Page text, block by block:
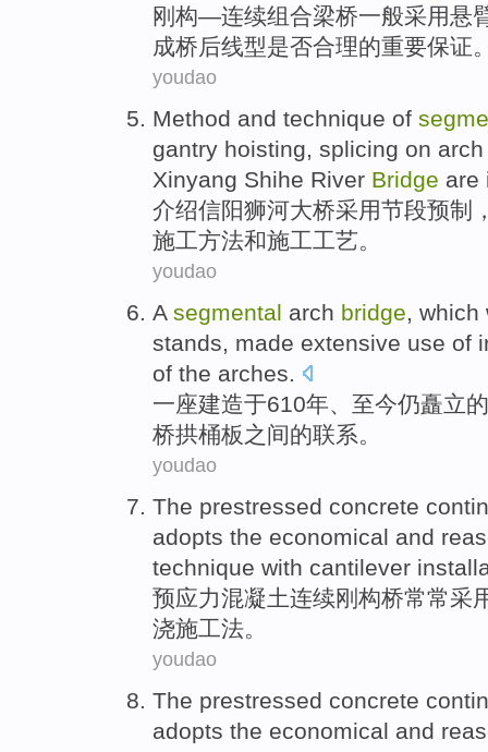
刚构—连续组合梁桥一般采用悬
成桥后线型是否合理的重要保证
youdao
Method and technique of
gantry hoisting, splicing on arch
Xinyang Shihe River Bridge are
介绍信阳狮河大桥采用节段预制
施工方法和施工工艺。
youdao
A segmental arch bridge,
stands, made extensive use of
of the arches.
一座建造于610年、 至今仍矗立的
桥拱桶板之间的联系。
youdao
The prestressed concrete
adopts the economical and
technique with cantilever
预应力混凝土连续刚构桥常常采
浇施工法。
youdao
The prestressed concrete
adopts the economical and